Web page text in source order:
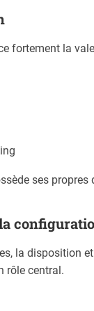
fortement la
ses propres
la disposition
rôle central.